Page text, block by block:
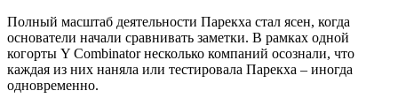
Полный масштаб деятельности Парекха стал ясен, когда
основатели начали сравнивать заметки. В рамках одной
когорты Y Combinator несколько компаний осознали, что
каждая из них наняла или тестировала Парекха – иногда
одновременно.